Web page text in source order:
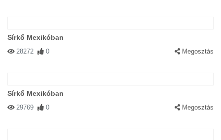
Sírkő Mexikóban
28272 0 Megosztás
Sírkő Mexikóban
29769 0 Megosztás